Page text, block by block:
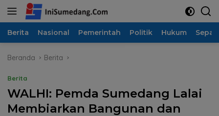
Langsung
Berita Nasional Pemerintah Politik Hukum
Beranda Berita
Berita
WALHI: Pemda Sumedang Lalai
Membiarkan Bangunan dan